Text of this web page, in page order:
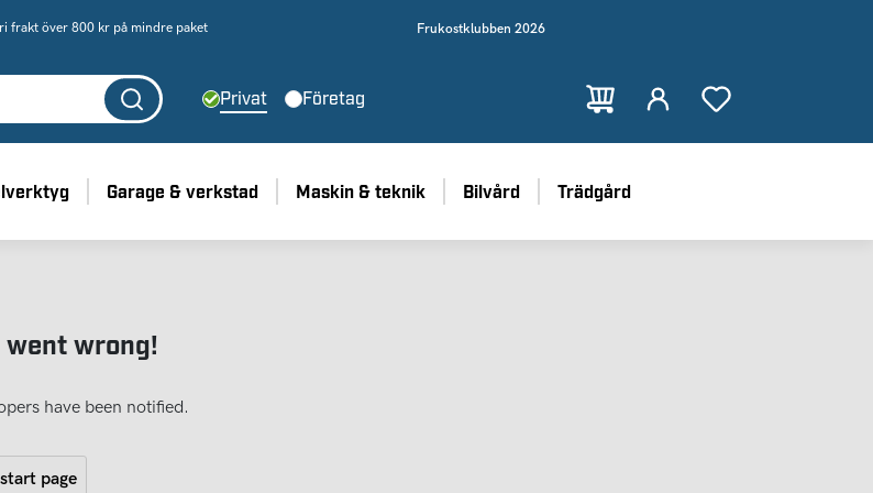
frakt över 800 kr på mindre paket Frukostklubben 2026
Privat Företag
Garage & verkstad Maskin & teknik Bilvård Trädgård
went wrong!
have been notified.
page